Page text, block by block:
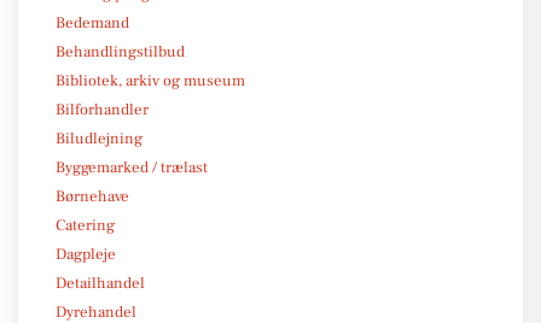
Bedemand
Behandlingstilbud
Bibliotek, arkiv og museum
Bilforhandler
Biludlejning
Byggemarked / trælast
Børnehave
Catering
Dagpleje
Detailhandel
Dyrehandel